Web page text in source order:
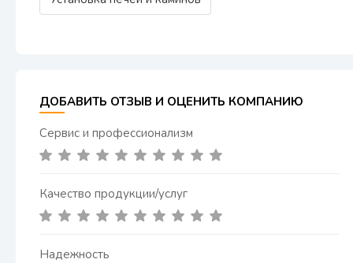
ДОБАВИТЬ ОТЗЫВ И ОЦЕНИТЬ КОМПАНИЮ
Сервис и профессионализм
Качество продукции/услуг
Надежность